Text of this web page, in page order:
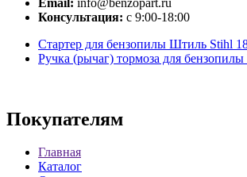
Консультация: с 9:00-18:00
Стартер для бензопилы Штиль Stihl
Ручка (рычаг) тормоза для
Покупателям
Главная
Каталог